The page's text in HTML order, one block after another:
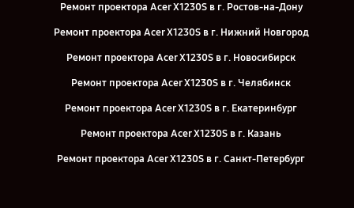
Ремонт проектора Acer X1230S в г. Ростов-на-Дону
Ремонт проектора Acer X1230S в г. Нижний Новгород
Ремонт проектора Acer X1230S в г. Новосибирск
Ремонт проектора Acer X1230S в г. Челябинск
Ремонт проектора Acer X1230S в г. Екатеринбург
Ремонт проектора Acer X1230S в г. Казань
Ремонт проектора Acer X1230S в г. Санкт-Петербург